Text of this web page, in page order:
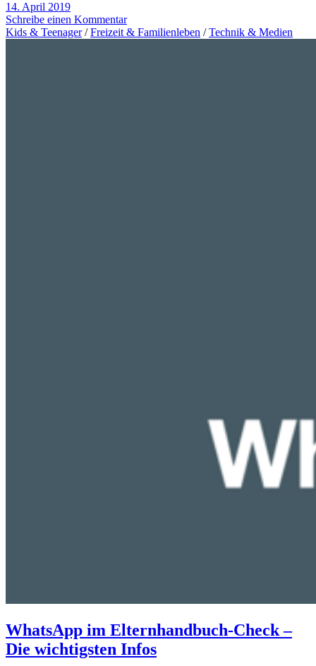
14. April 2019
Schreibe einen Kommentar
Kids & Teenager/Freizeit & Familienleben /Technik & Medien
WhatsApp im Elternhandbuch-Check –
Die wichtigsten Infos